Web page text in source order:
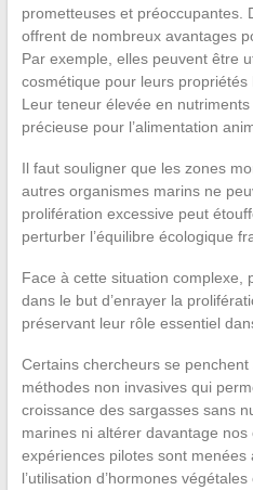
prometteuses et préoccupantes.
offrent de nombreux avantages
Par exemple, elles peuvent être
cosmétique pour leurs
Leur teneur élevée en
précieuse pour l’alimentation
Il faut souligner que les zones
autres organismes marins ne
prolifération excessive peut
perturber l’équilibre écologique
Face à cette situation complexe,
dans le but d’enrayer la
préservant leur rôle essentiel
Certains chercheurs se
méthodes non invasives qui
croissance des sargasses sans
marines ni altérer davantage nos
expériences pilotes sont menées
l’utilisation d’hormones